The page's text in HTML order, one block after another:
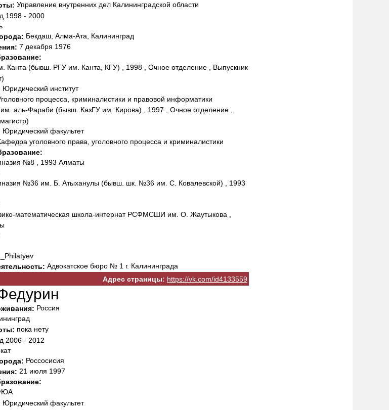
Управление внутренних дел Калининградской области
1998 - 2000
Бекдаш, Алма-Ата, Калининград
7 декабря 1976
Канта (бывш. РГУ им. Канта, КГУ) , 1998 , Очное отделение , Выпускник
Юридический институт
процесса, криминалистики и правовой информатики
аль-Фараби (бывш. КазГУ им. Кирова) , 1997 , Очное отделение ,
Юридический факультет
уголовного права, уголовного процесса и криминалистики
№8 , 1993 Алматы
№36 им. Б. Атыханулы (бывш. шк. №36 им. С. Ковалевской) , 1993
математическая школа-интернат РСФМСШИ им. О. Жаутыкова ,
Адвокатское бюро № 1 г. Калининграда
Адрес страницы: https://vk.com/id4133559
Россия
пока нету
2006 - 2012
Россосисия
21 июля 1997
Юридический факультет